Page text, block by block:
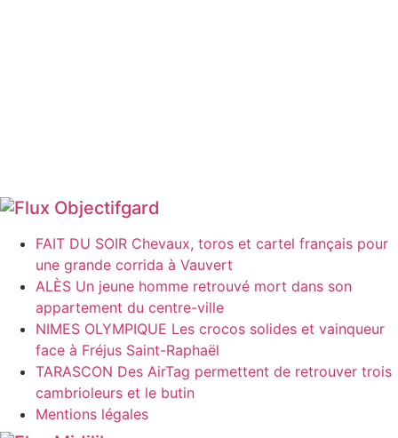
Objectifgard
FAIT DU SOIR Chevaux, toros et cartel français pour
une grande corrida à Vauvert
ALÈS Un jeune homme retrouvé mort dans son
appartement du centre-ville
NIMES OLYMPIQUE Les crocos solides et vainqueur
face à Fréjus Saint-Raphaël
TARASCON Des AirTag permettent de retrouver trois
cambrioleurs et le butin
Mentions légales